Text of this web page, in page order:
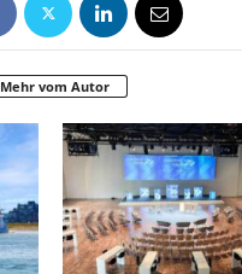
Mehr vom Autor